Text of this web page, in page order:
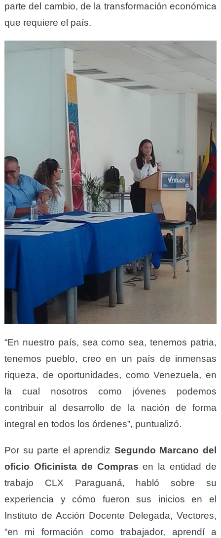
parte del cambio, de la transformación económica
que requiere el país.
“En nuestro país, sea como sea, tenemos patria,
tenemos pueblo, creo en un país de inmensas
riqueza, de oportunidades, como Venezuela, en
la cual nosotros como jóvenes podemos
contribuir al desarrollo de la nación de forma
integral en todos los órdenes”, puntualizó.
Por su parte el aprendiz Segundo Marcanodel
oficio Oficinista de Compras en la entidad de
trabajo CLX Paraguaná, habló sobre su
experiencia y cómo fueron sus inicios en el
Instituto de Acción Docente Delegada, Vectores,
“en mi formación como trabajador, aprendí a